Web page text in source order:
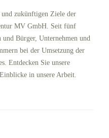
zukünftigen Ziele der
MV GmbH. Seit fünf
Bürger, Unternehmen und
bei der Umsetzung der
Entdecken Sie unsere
in unsere Arbeit.